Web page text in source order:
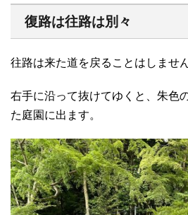
復路は往路は別々
往路は来た道を戻ることはしません
右手に沿って抜けてゆくと、朱色
た庭園に出ます。